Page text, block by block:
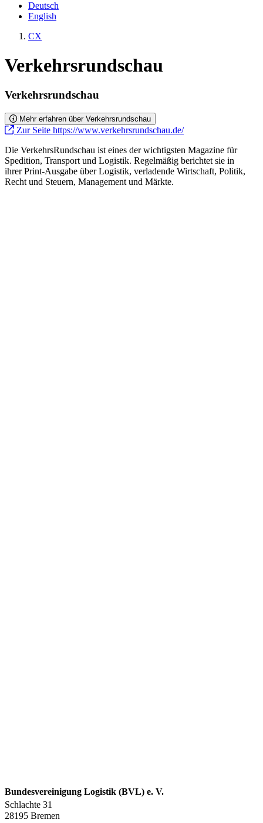
Deutsch
English
CX
Verkehrsrundschau
Verkehrsrundschau
Mehr erfahren über Verkehrsrundschau
Zur Seite https://www.verkehrsrundschau.de/
Die VerkehrsRundschau ist eines der wichtigsten Magazine für
Spedition, Transport und Logistik. Regelmäßig berichtet sie in
ihrer Print-Ausgabe über Logistik, verladende Wirtschaft, Politik,
Recht und Steuern, Management und Märkte.
Bundesvereinigung Logistik (BVL) e. V.
Schlachte 31
28195 Bremen